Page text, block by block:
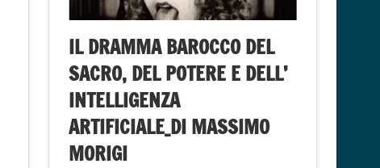
IL DRAMMA BAROCCO DEL
SACRO, DEL POTERE E DELL’
INTELLIGENZA
ARTIFICIALE_DI MASSIMO
MORIGI